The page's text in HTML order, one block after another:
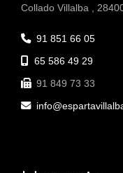
Collado Villalba
91 851 66 05
65 586 49 29
91 849 73 33
info